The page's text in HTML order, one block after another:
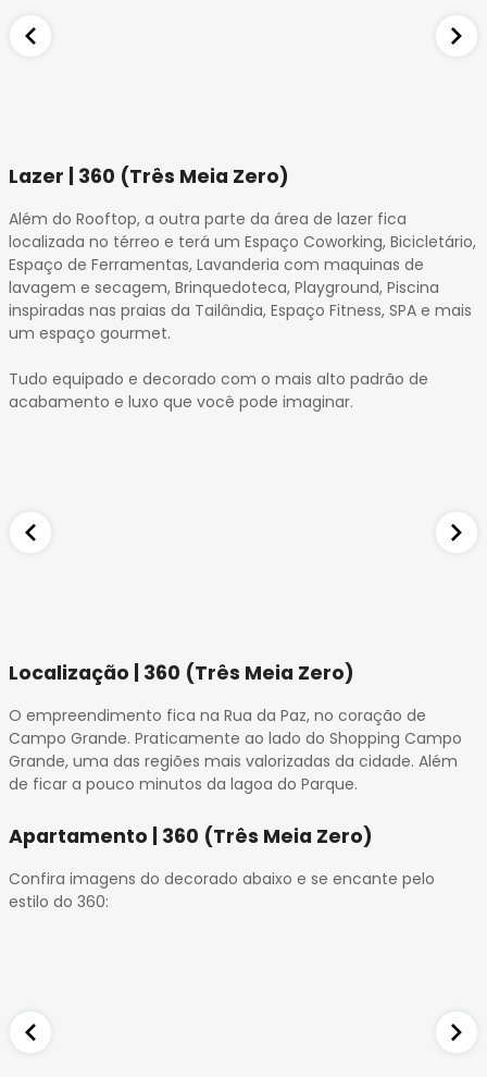
36
Lazer | 360 (Três Meia Zero)
Além do Rooftop, a outra parte da área de lazer fica
localizada no térreo e terá um Espaço Coworking, Bicicletário,
Espaço de Ferramentas, Lavanderia com maquinas de
lavagem e secagem, Brinquedoteca, Playground, Piscina
inspiradas nas praias da Tailândia, Espaço Fitness, SPA e mais
um espaço gourmet.
Tudo equipado e decorado com o mais alto padrão de
acabamento e luxo que você pode imaginar.
Localização | 360 (Três Meia Zero)
O empreendimento fica na Rua da Paz, no coração de
Campo Grande. Praticamente ao lado do Shopping Campo
Grande, uma das regiões mais valorizadas da cidade. Além
de ficar a pouco minutos da lagoa do Parque.
Apartamento | 360 (Três Meia Zero)
Confira imagens do decorado abaixo e se encante pelo
estilo do 360: